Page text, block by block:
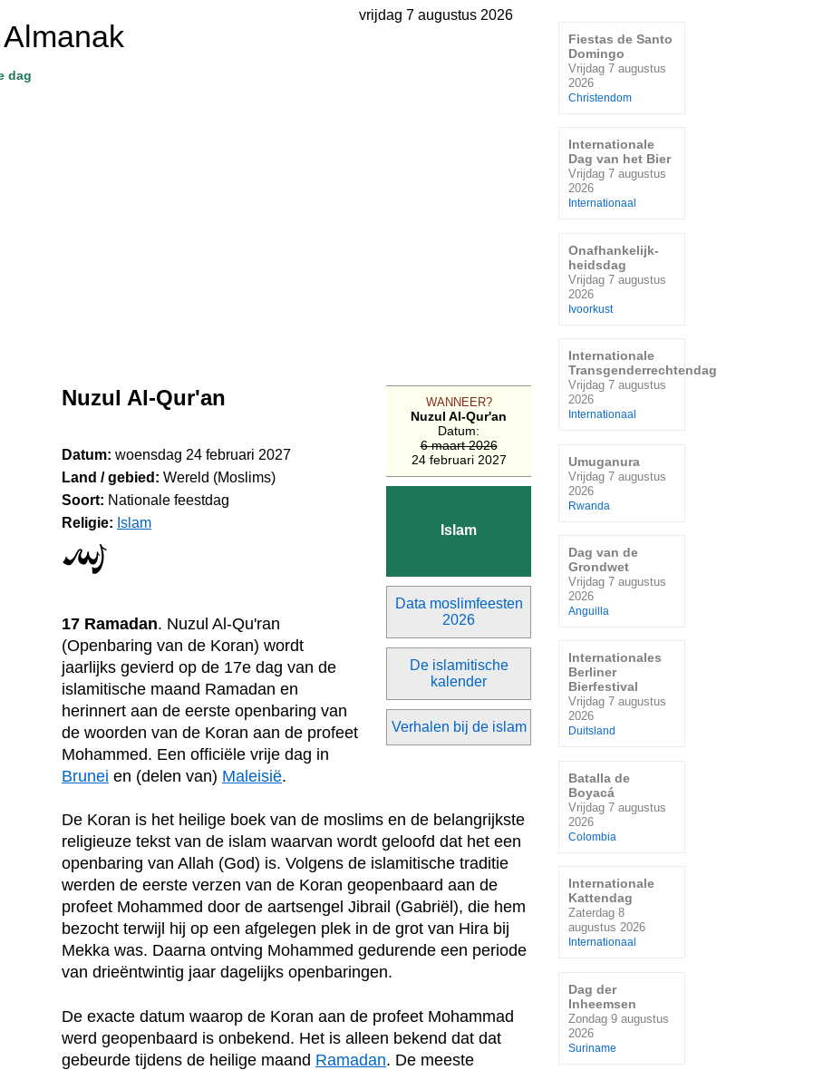
vrijdag 7 augustus 2026
dag
WANNEER?
Nuzul Al-Qur'an
Datum:
6 maart 2026
24 februari 2027
Islam
Data moslimfeesten
2026
De islamitische
kalender
Verhalen bij de islam
Nuzul Al-Qur'an
Datum: woensdag 24 februari 2027
Land / gebied: Wereld (Moslims)
Soort: Nationale feestdag
Religie: Islam
17 Ramadan. Nuzul Al-Qu'ran
(Openbaring van de Koran) wordt
jaarlijks gevierd op de 17e dag van de
islamitische maand Ramadan en
herinnert aan de eerste openbaring van
de woorden van de Koran aan de profeet
Mohammed. Een officiële vrije dag in
Brunei en (delen van) Maleisië.
De Koran is het heilige boek van de moslims en de belangrijkste
religieuze tekst van de islam waarvan wordt geloofd dat het een
openbaring van Allah (God) is. Volgens de islamitische traditie
werden de eerste verzen van de Koran geopenbaard aan de
profeet Mohammed door de aartsengel Jibrail (Gabriël), die hem
bezocht terwijl hij op een afgelegen plek in de grot van Hira bij
Mekka was. Daarna ontving Mohammed gedurende een periode
van drieëntwintig jaar dagelijks openbaringen.
De exacte datum waarop de Koran aan de profeet Mohammad
werd geopenbaard is onbekend. Het is alleen bekend dat dat
gebeurde tijdens de heilige maand Ramadan. De meeste
Fiestas de Santo
Domingo
Vrijdag 7 augustus
2026
Christendom
Internationale
Dag van het Bier
Vrijdag 7 augustus
2026
Internationaal
Onafhankelijk-
heidsdag
Vrijdag 7 augustus
2026
Ivoorkust
Internationale
Transgenderrechtendag
Vrijdag 7 augustus
2026
Internationaal
Umuganura
Vrijdag 7 augustus
2026
Rwanda
Dag van de
Grondwet
Vrijdag 7 augustus
2026
Anguilla
Internationales
Berliner
Bierfestival
Vrijdag 7 augustus
2026
Duitsland
Batalla de
Boyacá
Vrijdag 7 augustus
2026
Colombia
Internationale
Kattendag
Zaterdag 8
augustus 2026
Internationaal
Dag der
Inheemsen
Zondag 9 augustus
2026
Suriname